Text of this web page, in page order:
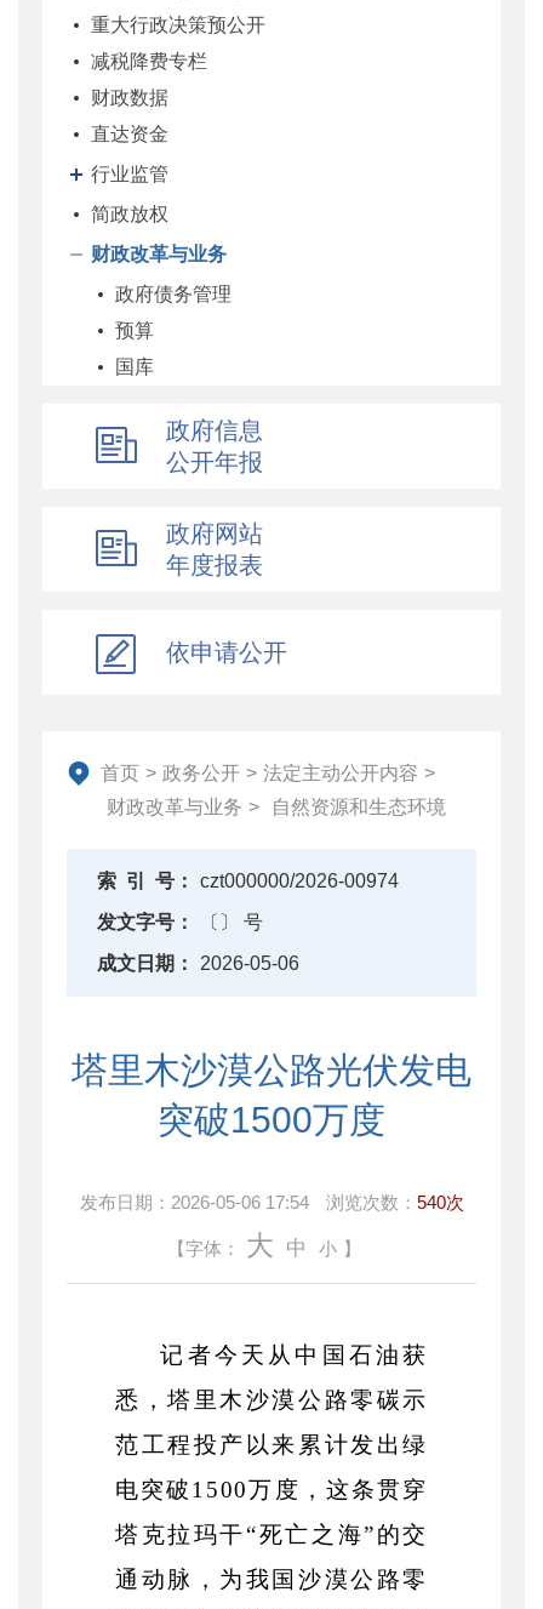
重大行政决策预公开
减税降费专栏
财政数据
直达资金
行业监管
简政放权
财政改革与业务
政府债务管理
预算
国库
科教和文化
农业农村
自然资源和生态环境
乡村振兴
资产监督管理
金融工作
财政内控监督
下载中心
重点领域信息公开
政府信息
公开年报
政府网站
年度报表
依申请公开
首页 > 政务公开 > 法定主动公开内容 >
财政改革与业务 > 自然资源和生态环境
索 引 号：
czt000000/2026-00974
发文字号：
〔〕 号
成文日期：
2026-05-06
塔里木沙漠公路光伏发电
突破1500万度
发布日期： 2026-05-06 17:54 浏览次数： 540次
【字体： 大 中 小 】
记者今天从中国石油获
悉，塔里木沙漠公路零碳示
范工程投产以来累计发出绿
电突破1500万度，这条贯穿
塔克拉玛干“死亡之海”的交
通动脉，为我国沙漠公路零